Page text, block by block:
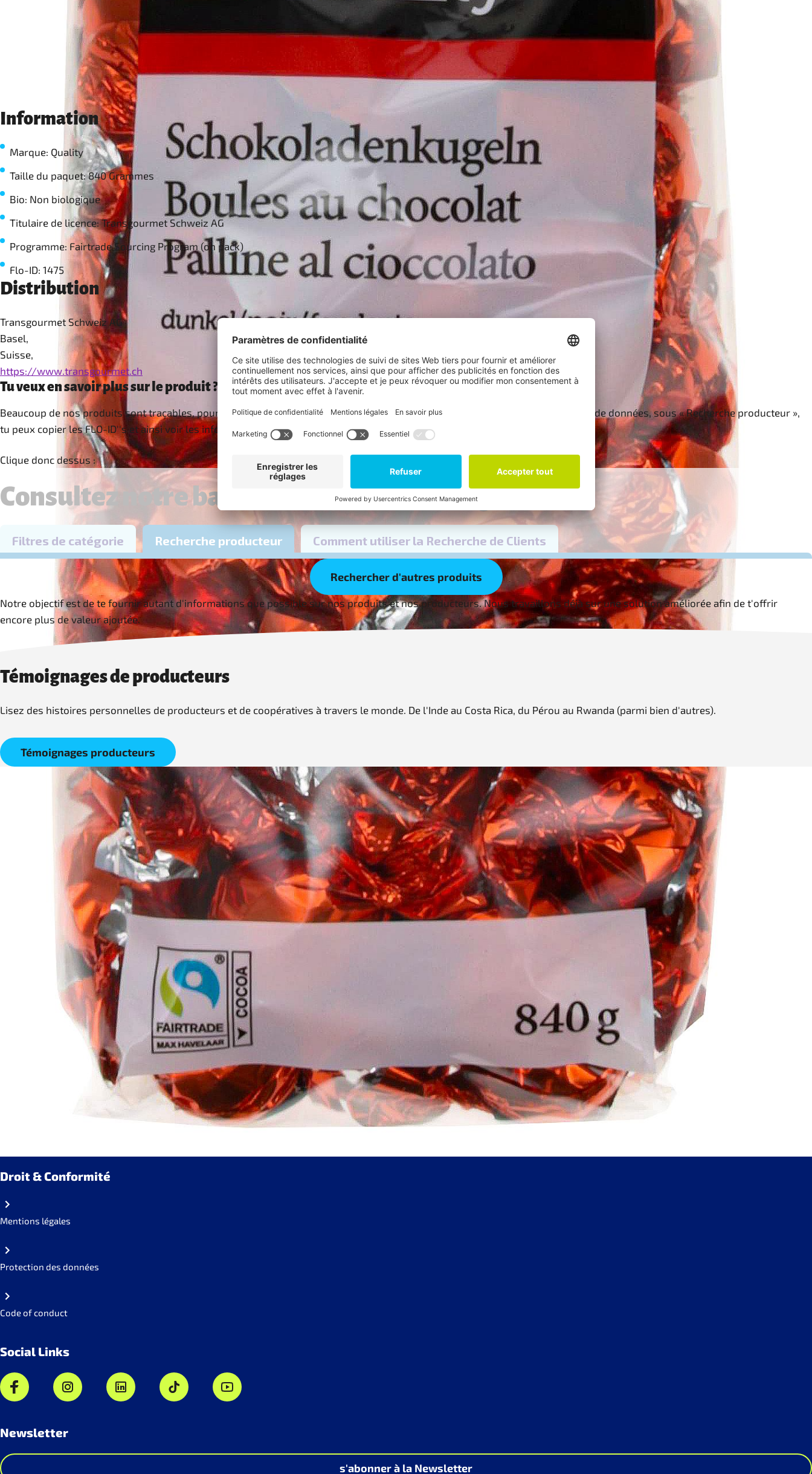
Information
Marque: Quality
Taille du paquet: 840 Grammes
Bio: Non biologique
Titulaire de licence: Transgourmet Schweiz AG
Programme: Fairtrade Sourcing Program (on pack)
Flo-ID: 1475
Distribution
Transgourmet Schweiz AG
Basel,
Suisse,
https://www.transgourmet.ch
Tu veux en savoir plus sur le produit ?
Beaucoup de nos produits sont traçables, pour autant qu’ils contiennent un FLO-ID (identifiant de producteur). Dans notre base de données, sous « Recherche producteur »,
tu peux copier les FLO-ID''s et ainsi voir les informations correspondantes des producteurs.
Clique donc dessus :
Rechercher d'autres produits
Notre objectif est de te fournir autant d'informations que possible sur nos produits et nos producteurs. Nous travaillons déjà sur une solution améliorée afin de t'offrir
encore plus de valeur ajoutée.
Témoignages de producteurs
Lisez des histoires personnelles de producteurs et de coopératives à travers le monde. De l'Inde au Costa Rica, du Pérou au Rwanda (parmi bien d'autres).
Témoignages producteurs
Sur Fairtrade Max Havelaar
Service & contact
Droit & Conformité
Mentions légales
Protection des données
Code of conduct
Social Links
Newsletter
s'abonner à la Newsletter